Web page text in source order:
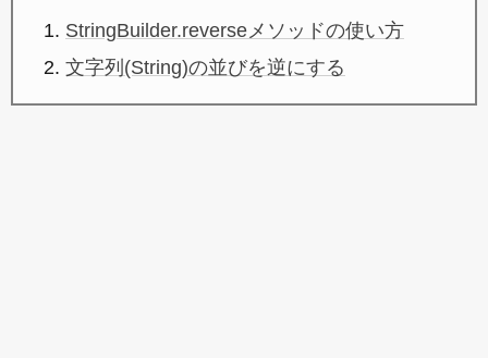
StringBuilder.reverseメソッドの使い方
文字列(String)の並びを逆にする